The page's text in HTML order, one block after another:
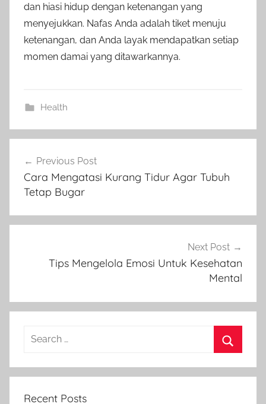
dan hiasi hidup dengan ketenangan yang
menyejukkan. Nafas Anda adalah tiket menuju
ketenangan, dan Anda layak mendapatkan setiap
momen damai yang ditawarkannya.
Health
navigation
Previous Post
Cara Mengatasi Kurang Tidur Agar Tubuh
Tetap Bugar
Next Post
Tips Mengelola Emosi Untuk Kesehatan
Mental
Search
Recent Posts